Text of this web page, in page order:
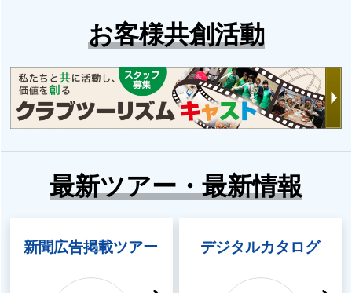
お客様共創活動
最新ツアー・最新情報
新聞広告掲載ツアー デジタルカタログ